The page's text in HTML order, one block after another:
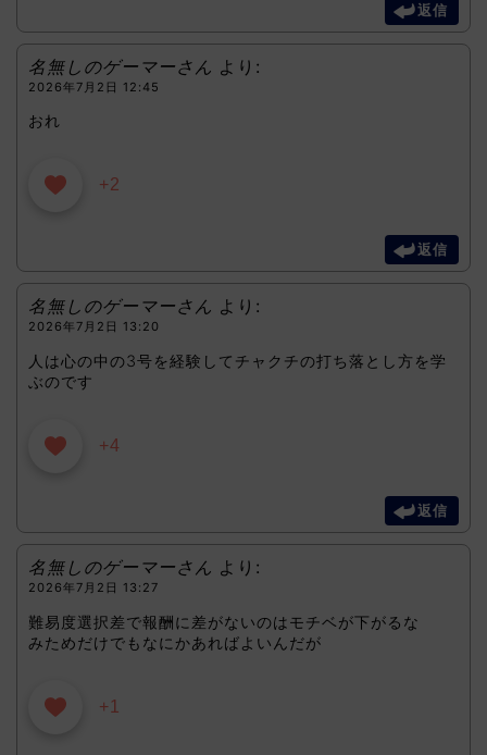
返信
名無しのゲーマーさん より:
2026年7月2日 12:45
おれ
+2
返信
名無しのゲーマーさん より:
2026年7月2日 13:20
人は心の中の3号を経験してチャクチの打ち落とし方を学
ぶのです
+4
返信
名無しのゲーマーさん より:
2026年7月2日 13:27
難易度選択差で報酬に差がないのはモチベが下がるな
みためだけでもなにかあればよいんだが
+1